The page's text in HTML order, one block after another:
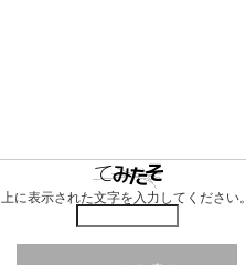
上に表示された文字を入力してください。